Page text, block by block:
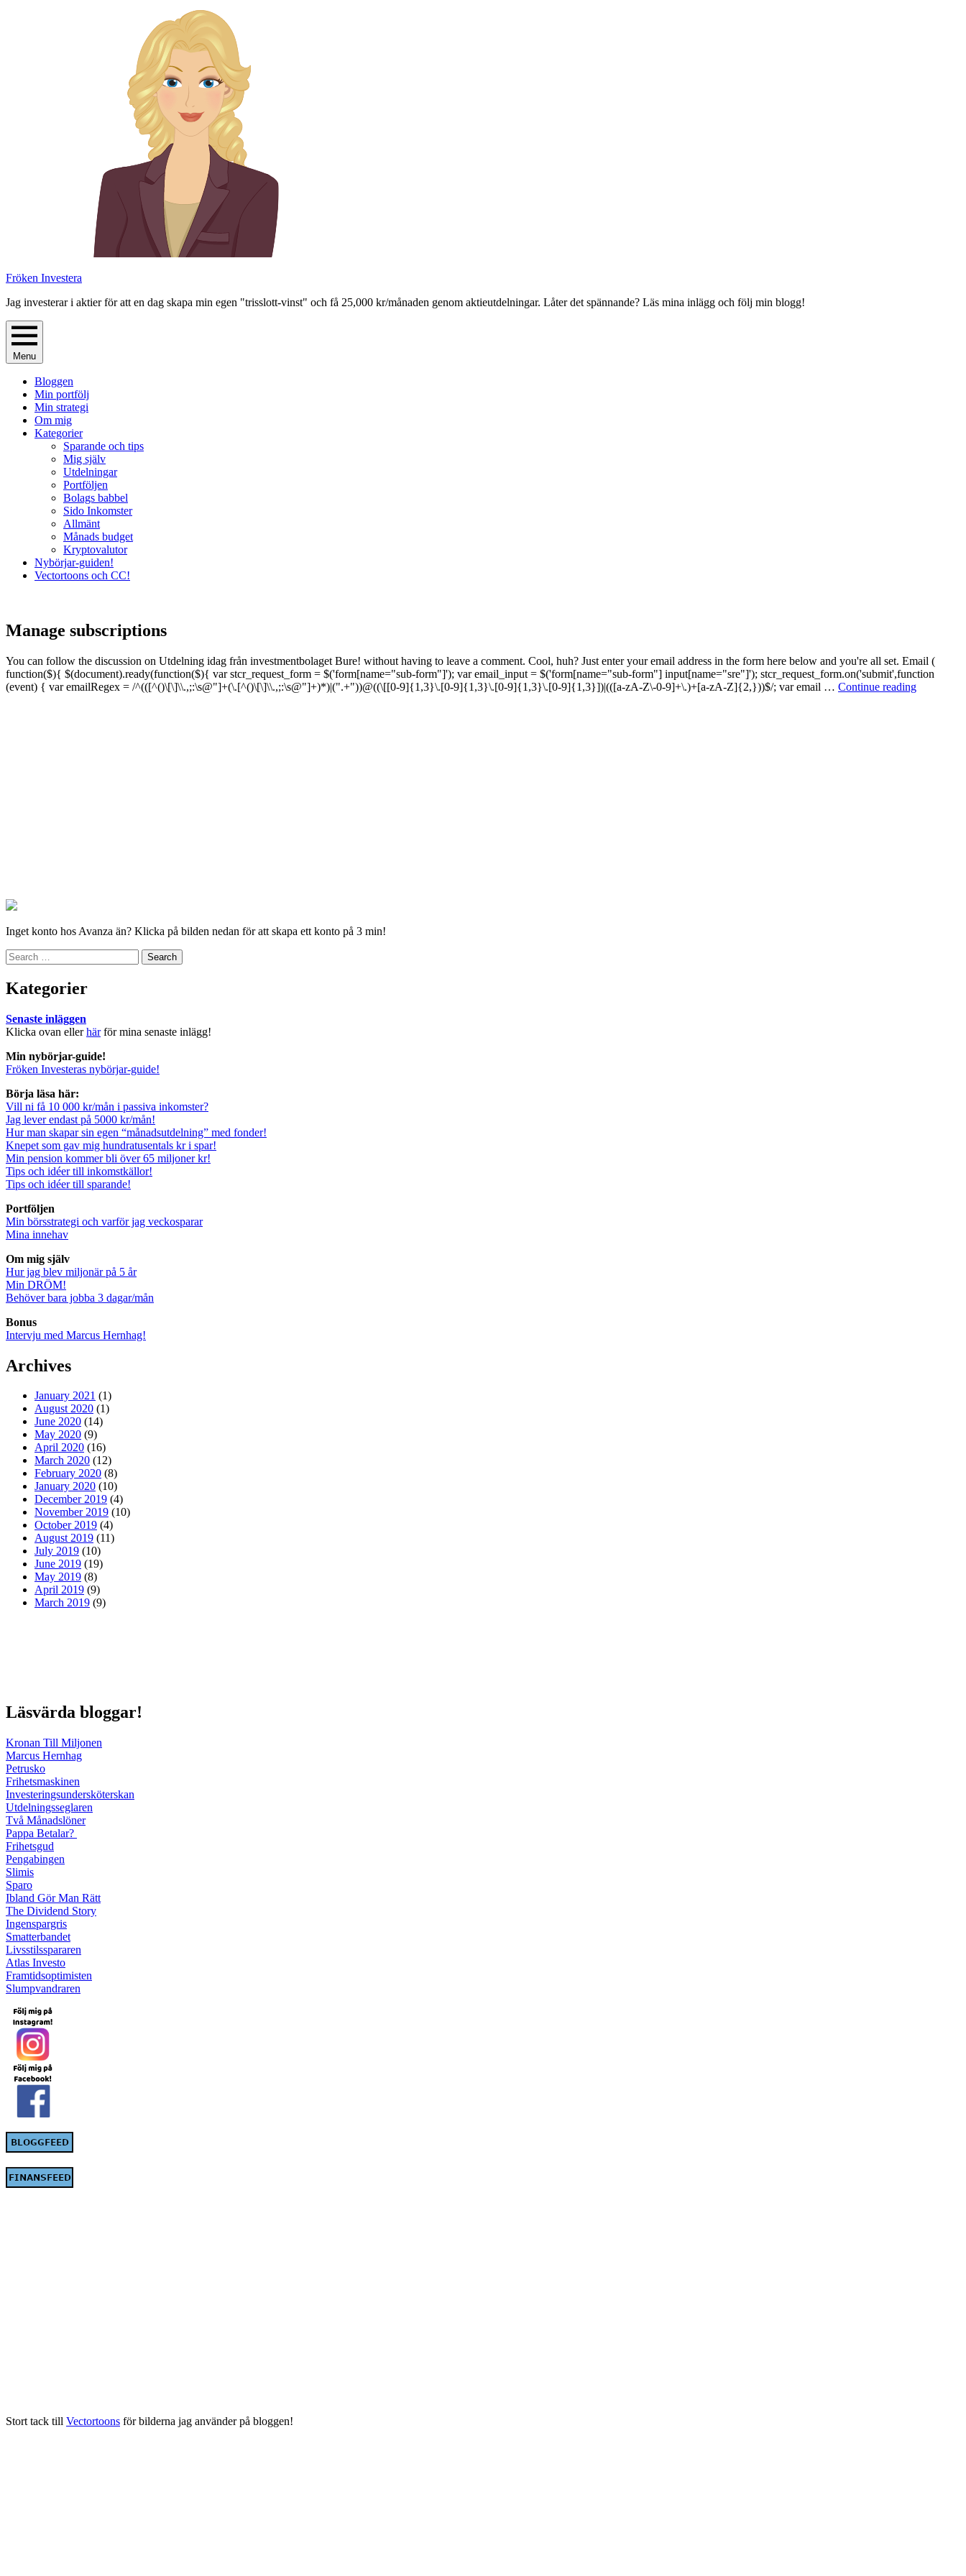
Fröken Investera
Jag investerar i aktier för att en dag skapa min egen "trisslott-vinst" och få 25,000 kr/månaden genom aktieutdelningar. Låter det spännande? Läs mina inlägg och följ min blogg!
Menu
Bloggen
Min portfölj
Min strategi
Om mig
Kategorier
Sparande och tips
Mig själv
Utdelningar
Portföljen
Bolags babbel
Sido Inkomster
Allmänt
Månads budget
Kryptovalutor
Nybörjar-guiden!
Vectortoons och CC!
Manage subscriptions
You can follow the discussion on Utdelning idag från investmentbolaget Bure! without having to leave a comment. Cool, huh? Just enter your email address in the form here below and you're all set. Email (
function($){ $(document).ready(function($){ var stcr_request_form = $('form[name="sub-form"]'); var email_input = $('form[name="sub-form"] input[name="sre"]'); stcr_request_form.on('submit',function
(event) { var emailRegex = /^(([^()\[\]\\.,;:\s@"]+(\.[^()\[\]\\.,;:\s@"]+)*)|(".+"))@((\[[0-9]{1,3}\.[0-9]{1,3}\.[0-9]{1,3}\.[0-9]{1,3}])|(([a-zA-Z\-0-9]+\.)+[a-zA-Z]{2,}))$/; var email … Continue readingManage
Inget konto hos Avanza än? Klicka på bilden nedan för att skapa ett konto på 3 min!
Search
for:
Kategorier
Senaste inläggen
Klicka ovan ellerhärför mina senaste inlägg!
Min nybörjar-guide!
Fröken Investeras nybörjar-guide!
Börja läsa här:
Vill ni få 10 000 kr/mån i passiva inkomster?
Jag lever endast på 5000 kr/mån!
Hur man skapar sin egen “månadsutdelning” med fonder!
Knepet som gav mig hundratusentals kr i spar!
Min pension kommer bli över 65 miljoner kr!
Tips och idéer till inkomstkällor!
Tips och idéer till sparande!
Portföljen
Min börsstrategi och varför jag veckosparar
Mina innehav
Om mig själv
Hur jag blev miljonär på 5 år
Min DRÖM!
Behöver bara jobba 3 dagar/mån
Bonus
Intervju med Marcus Hernhag!
Archives
January 2021 (1)
August 2020 (1)
June 2020 (14)
May 2020 (9)
April 2020 (16)
March 2020 (12)
February 2020 (8)
January 2020 (10)
December 2019 (4)
November 2019 (10)
October 2019 (4)
August 2019 (11)
July 2019 (10)
June 2019 (19)
May 2019 (8)
April 2019 (9)
March 2019 (9)
Läsvärda bloggar!
Kronan Till Miljonen
Marcus Hernhag
Petrusko
Frihetsmaskinen
Investeringsundersköterskan
Utdelningsseglaren
Två Månadslöner
Pappa Betalar?
Frihetsgud
Pengabingen
Slimis
Sparo
Ibland Gör Man Rätt
The Dividend Story
Ingenspargris
Smatterbandet
Livsstilsspararen
Atlas Investo
Framtidsoptimisten
Slumpvandraren
Stort tack till Vectortoons för bilderna jag använder på bloggen!